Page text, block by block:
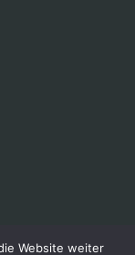
Website weiter